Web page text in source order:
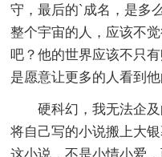
守，最后的`成名，是多
整个宇宙的人，应该不
吧？他的世界应该不只
是愿意让更多的人看到他
硬科幻，我无法企
将自己写的小说搬上大